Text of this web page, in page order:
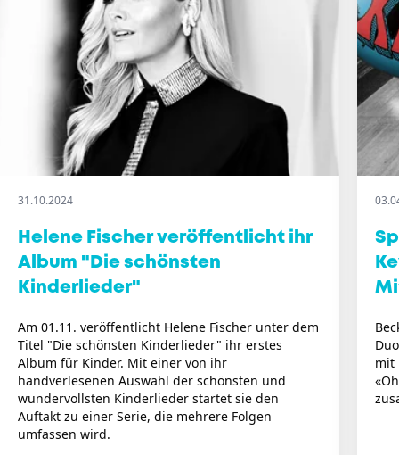
31.10.2024
Helene Fischer veröffentlicht ihr
Album "Die schönsten
Kinderlieder"
Am 01.11. veröffentlicht Helene Fischer unter dem
Titel "Die schönsten Kinderlieder" ihr erstes
Album für Kinder. Mit einer von ihr
handverlesenen Auswahl der schönsten und
wundervollsten Kinderlieder startet sie den
Auftakt zu einer Serie, die mehrere Folgen
umfassen wird.
mit